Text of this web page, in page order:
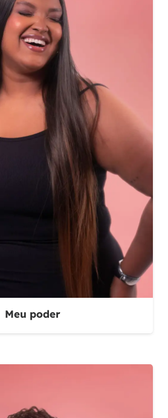
Meu poder